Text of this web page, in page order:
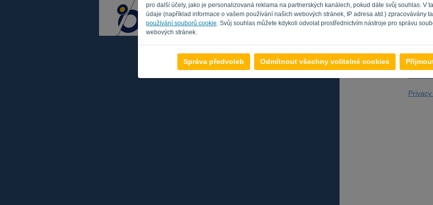
pro další účely, jako je personalizovaná reklama na partnerských kanálech, pokud dáte svůj souhlas. V
údaje (například informace o vašem používání našich webových stránek, IP adresa atd.) zpracovávány
používání souborů cookie . Svůj souhlas můžete kdykoli odvolat prostřednictvím nástroje pro správu
webových stránek.
Správa předvoleb Odmítnout všechny volitelné cookies
Nejste